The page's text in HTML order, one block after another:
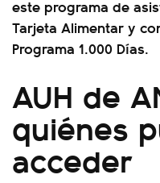
este programa de
Tarjeta Alimentar y
Programa 1.000 Días.
AUH de
quiénes
acceder